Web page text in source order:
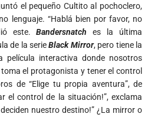
el pequeño Cultito al pochoclero,
lenguaje. “Hablá bien por favor, no
este.Bandersnatch es la última
de la serieBlack Mirror, pero tiene la
película interactiva donde nosotros
el protagonista y tener el control
de “Elige tu propia aventura”, de
el control de la situación!”, exclama
nuestro destino!” ¿La mirror o